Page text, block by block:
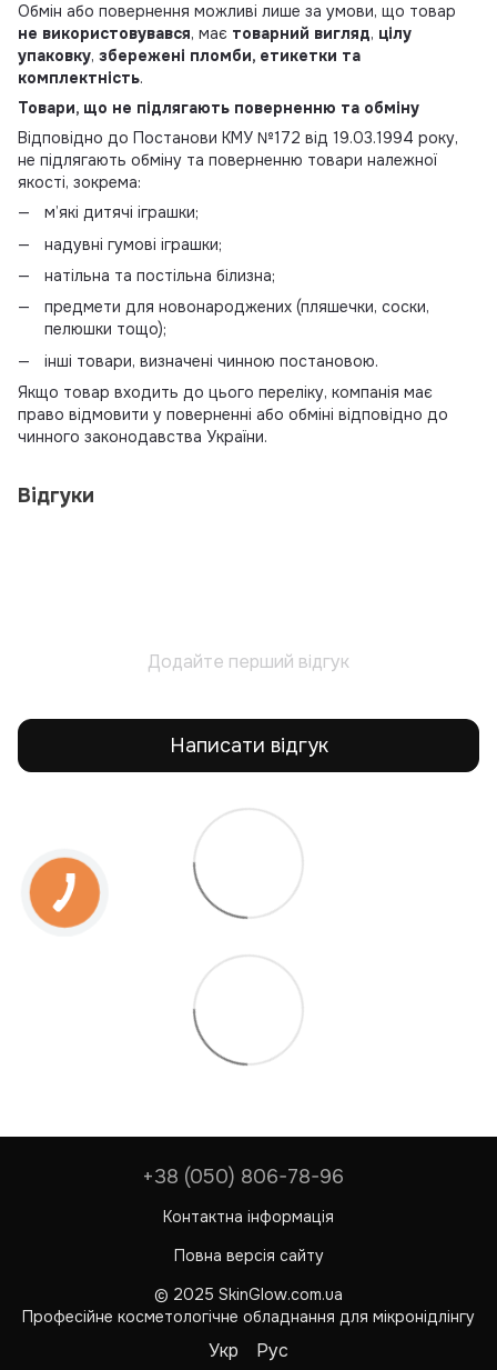
Обмін або повернення можливі лише за умови, що товар
не використовувався, має товарний вигляд, цілу
упаковку, збережені пломби, етикетки та
комплектність.
Товари, що не підлягають поверненню та обміну
Відповідно до Постанови КМУ №172 від 19.03.1994 року,
не підлягають обміну та поверненню товари належної
якості, зокрема:
м’які дитячі іграшки;
надувні гумові іграшки;
натільна та постільна білизна;
предмети для новонароджених (пляшечки, соски,
пелюшки тощо);
інші товари, визначені чинною постановою.
Якщо товар входить до цього переліку, компанія має
право відмовити у поверненні або обміні відповідно до
чинного законодавства України.
Відгуки
Додайте перший відгук
Написати відгук
+38 (050) 806-78-96
Контактна інформація
Повна версія сайту
© 2025 SkinGlow.com.ua
Професійне косметологічне обладнання для мікронідлінгу
Укр Рус